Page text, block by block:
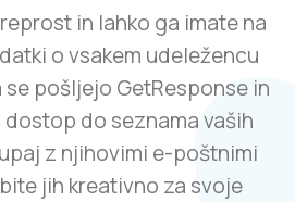
in lahko ga imate na
o vsakem udeležencu
pošljejo GetResponse in
do seznama vaših
z njihovimi e-poštnimi
jih kreativno za svoje